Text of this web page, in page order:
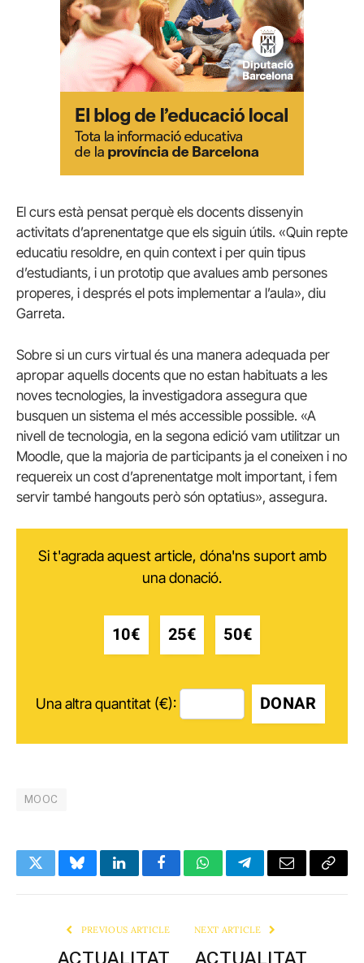
El curs està pensat perquè els docents dissenyin
activitats d’aprenentatge que els siguin útils. «Quin repte
educatiu resoldre, en quin context i per quin tipus
d’estudiants, i un prototip que avalues amb persones
properes, i després el pots implementar a l’aula», diu
Garreta.
Sobre si un curs virtual és una manera adequada per
apropar aquells docents que no estan habituats a les
noves tecnologies, la investigadora assegura que
busquen un sistema el més accessible possible. «A
nivell de tecnologia, en la segona edició vam utilitzar un
Moodle, que la majoria de participants ja el coneixen i no
requereix un cost d’aprenentatge molt important, i fem
servir també hangouts però són optatius», assegura.
Si t'agrada aquest article, dóna'ns suport amb
una donació.
10€ 25€ 50€
Una altra quantitat (€): DONAR
MOOC
TwitterBlueskyLinkedInFacebookWhatsAppTelegramEmail Copy
PREVIOUS ARTICLE
ACTUALITAT
NEXT ARTICLE
ACTUALITAT